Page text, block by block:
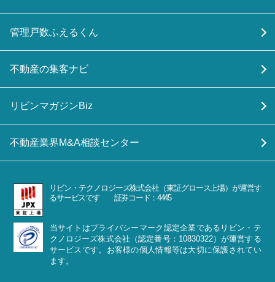
管理戸数ふえるくん
不動産の集客ナビ
リビンマガジンBiz
不動産業界M&A相談センター
リビン・テクノロジーズ株式会社（東証グロース上場）が運営す
るサービスです 証券コード：4445
当サイトはプライバシーマーク認定企業であるリビン・テ
クノロジーズ株式会社（認定番号：10830322）が運営する
サービスです。お客様の個人情報等は大切に保護されてい
ます。